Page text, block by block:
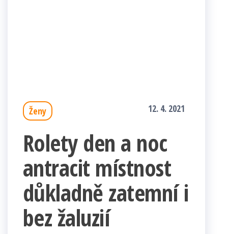
Ženy 12. 4. 2021
Rolety den a noc
antracit místnost
důkladně zatemní i
bez žaluzií